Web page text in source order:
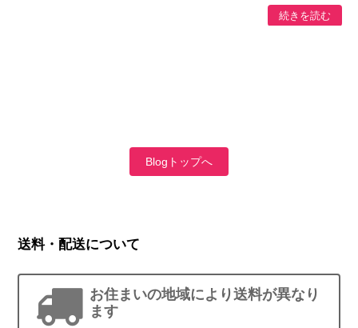
続きを読む
Blogトップへ
送料・配送について
お住まいの地域により送料が異なり
ます